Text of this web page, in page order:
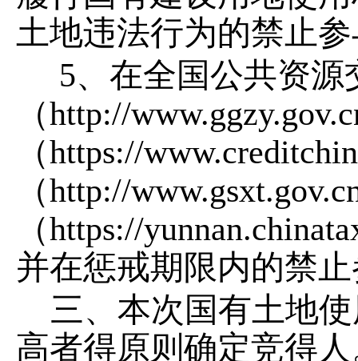
土地违法行为的禁止
5、在全国公共资源
（http://
（https://
（http://
（https://
并在惩戒期限内的禁
三、本次国有土地
高者得原则确定竞得